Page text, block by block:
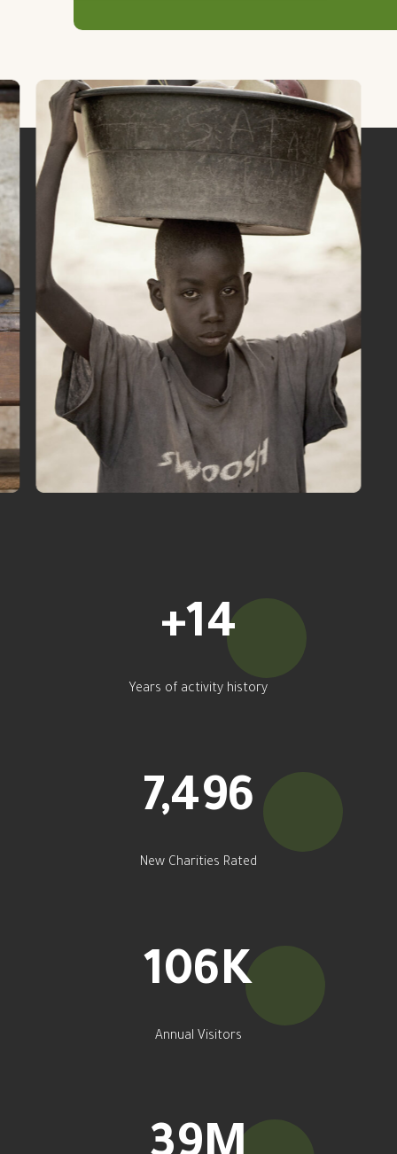
16
+
Years of activity history
9,128
New Charities Rated
131K
Annual Visitors